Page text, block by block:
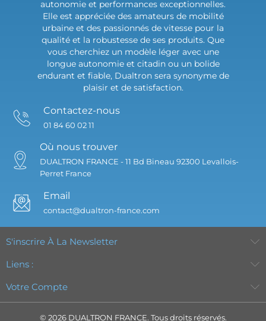
autonomie et performances exceptionnelles.
Elle est appréciée des amateurs de mobilité
urbaine et des passionnés de vitesse pour la
qualité et la robustesse de ses produits. Que
vous cherchiez un modèle léger avec une
longue autonomie et citadin ou un bolide
endurant et fiable, Dualtron sera synonyme de
plaisir et de satisfaction.
Contactez-nous
01 84 60 02 11
Où nous trouver
DUALTRON FRANCE - 11 Bd Bineau 92300 Levallois-
Perret France
Email
contact@dualtron-france.com
S'inscrire À La Newsletter
Liens :
Votre Compte
© 2026 DUALTRON FRANCE. Tous droits réservés.